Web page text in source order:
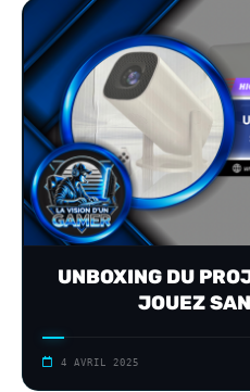
UNBOXING DU
JOUEZ
4 AVRIL 2025